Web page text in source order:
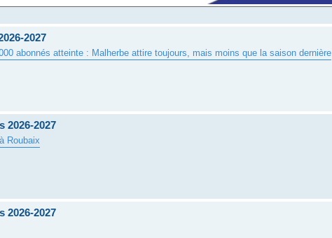
2027
abonnés atteinte : Malherbe attire toujours, mais moins que la saison dernière
2026-2027
Roubaix
2026-2027